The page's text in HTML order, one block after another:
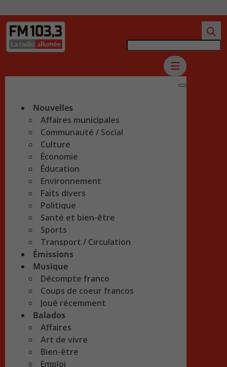
Nouvelles
Affaires municipales
Communauté / Social
Culture
Économie
Éducation
Environnement
Faits divers
Politique
Santé et bien-être
Sports
Transport / Circulation
Émissions
Musique
Décompte franco
Coups de coeur francos
Joué récemment
Balados
Affaires
Art de vivre
Bien-être
Emploi